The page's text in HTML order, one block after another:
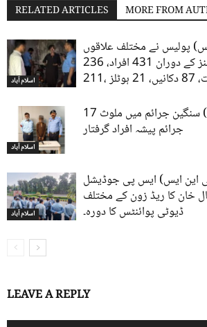
RELATED ARTICLES MORE FROM
اسلام آباد
پولیس نے مختلف علاقوں
میں سرچ آپریشنز کے دوران 431 افراد، 236
اسلام آباد
اسلام آباد (ٹی این ایس) سنگین جرائم میں ملوث 17
جرائم پیشہ افراد گرفتار
اسلام آباد
این ایس) ایس پی جوڈیشل
خان کا ریڈ زون کے مختلف
ڈیوٹی پوائنٹس کا دورہ۔
LEAVE A REPLY